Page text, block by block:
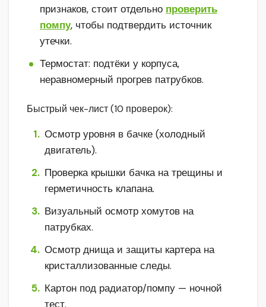
признаков, стоит отдельно проверить
помпу, чтобы подтвердить источник
утечки.
Термостат: подтёки у корпуса,
неравномерный прогрев патрубков.
Быстрый чек-лист (10 проверок):
Осмотр уровня в бачке (холодный
двигатель).
Проверка крышки бачка на трещины и
герметичность клапана.
Визуальный осмотр хомутов на
патрубках.
Осмотр днища и защиты картера на
кристаллизованные следы.
Картон под радиатор/помпу — ночной
тест.